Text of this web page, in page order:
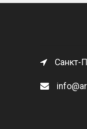
Санкт-